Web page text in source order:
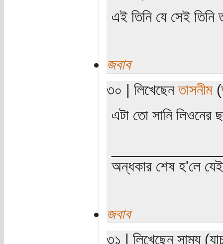
এই তিনি যে সেই তিনি
জবাব
৩০ | লিখেছেনতাসনীম
এটা তো সানি লিওনের
অন্ধকার শেষ হ'লে
জবাব
৩১ | লিখেছেন সাম্য